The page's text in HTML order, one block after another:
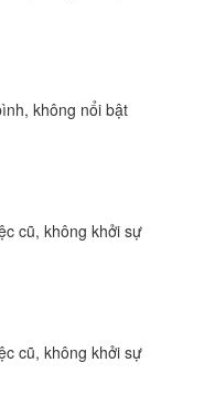
không nổi bật
cũ, không khởi sự
cũ, không khởi sự